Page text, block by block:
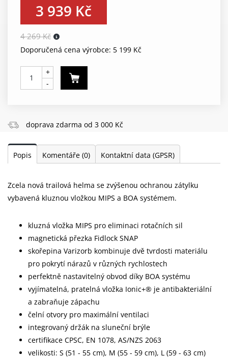
3 939 Kč
4 269 Kč
Doporučená cena výrobce: 5 199 Kč
+
-
doprava zdarma od 3 000 Kč
Popis Komentáře (0) Kontaktní data (GPSR)
Zcela nová trailová helma se zvýšenou ochranou zátylku
vybavená kluznou vložkou MIPS a BOA systémem.
kluzná vložka MIPS pro eliminaci rotačních sil
magnetická přezka Fidlock SNAP
skořepina Varizorb kombinuje dvě tvrdosti materiálu
pro pokrytí nárazů v různých rychlostech
perfektně nastavitelný obvod díky BOA systému
vyjímatelná, pratelná vložka Ionic+® je antibakteriální
a zabraňuje zápachu
čelní otvory pro maximální ventilaci
integrovaný držák na sluneční brýle
certifikace CPSC, EN 1078, AS/NZS 2063
velikosti: S (51 - 55 cm), M (55 - 59 cm), L (59 - 63 cm)